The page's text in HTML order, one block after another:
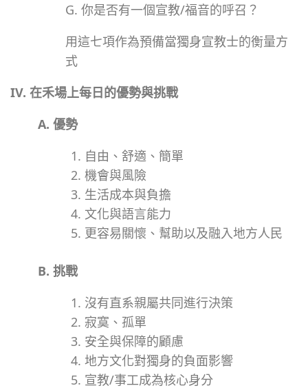
G. 你是否有一個宣教/福音的呼召？
用這七項作為預備當獨身宣教士的衡量方
式
IV. 在禾場上每日的優勢與挑戰
A. 優勢
自由、舒適、簡單
機會與風險
生活成本與負擔
文化與語言能力
更容易關懷、幫助以及融入地方人民
B. 挑戰
沒有直系親屬共同進行決策
寂寞、孤單
安全與保障的顧慮
地方文化對獨身的負面影響
宣教/事工成為核心身分